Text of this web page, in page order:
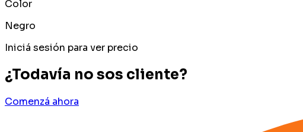
Color
Negro
Iniciá sesión para ver precio
¿Todavía no sos cliente?
Comenzá ahora